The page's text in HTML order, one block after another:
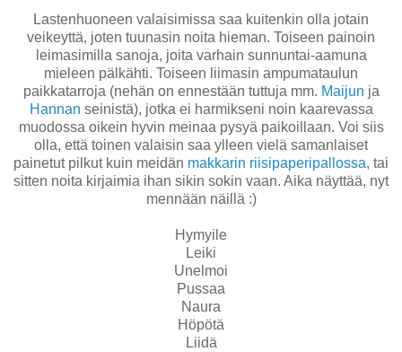
Lastenhuoneen valaisimissa saa kuitenkin olla jotain
veikeyttä, joten tuunasin noita hieman. Toiseen painoin
leimasimilla sanoja, joita varhain sunnuntai-aamuna
mieleen pälkähti. Toiseen liimasin ampumataulun
paikkatarroja (nehän on ennestään tuttuja mm. Maijun ja
Hannan seinistä), jotka ei harmikseni noin kaarevassa
muodossa oikein hyvin meinaa pysyä paikoillaan. Voi siis
olla, että toinen valaisin saa ylleen vielä samanlaiset
painetut pilkut kuin meidän makkarin riisipaperipallossa, tai
sitten noita kirjaimia ihan sikin sokin vaan. Aika näyttää, nyt
mennään näillä :)
Hymyile
Leiki
Unelmoi
Pussaa
Naura
Höpötä
Liidä